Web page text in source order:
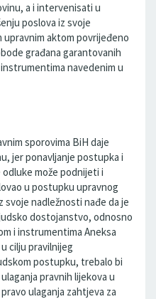
a i intervenisati u
poslova iz svoje
upravnim aktom povrijeđeno
građana garantovanih
navedenim u
sporovima BiH daje
jer ponavljanje postupka i
može podnijeti i
u postupku upravnog
svoje nadležnosti nađe da je
dostojanstvo, odnosno
i instrumentima Aneksa
cilju pravilnijeg
postupku, trebalo bi
pravnih lijekova u
ulaganja zahtjeva za